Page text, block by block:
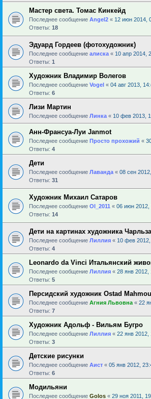
Мастер света. Томас Кинкейд
Последнее сообщение Angel2 « 12 июн 2014,
Ответы: 18
Эдуард Гордеев (фотохудожник)
Последнее сообщение алиска « 10 апр 2014,
Ответы: 1
Художник Владимир Волегов
Последнее сообщение Vogel « 04 авг 2013,
Ответы: 6
Лизи Мартин
Последнее сообщение Линка « 10 фев 2013,
Анн-Франсуа-Луи Janmot
Последнее сообщение Просто прохожий «
Ответы: 4
Дети
Последнее сообщение Лаванда « 08 сен
Ответы: 31
Художник Михаил Сатаров
Последнее сообщение Ol_2011 « 06 июн 2012,
Ответы: 14
Дети на картинах художника
Последнее сообщение Лиллия « 10 фев
Ответы: 4
Leonardo da Vinci Итальянский
Последнее сообщение Лиллия « 28 янв 2012,
Ответы: 5
Персидский художник Ostad
Последнее сообщение Агния Львовна « 22
Ответы: 7
Художник Адольф - Вильям Бугро
Последнее сообщение Лиллия « 22 янв 2012,
Ответы: 3
Детские рисунки
Последнее сообщение Аист « 05 янв 2012,
Ответы: 6
Модильяни
Последнее сообщение Golos « 29 ноя 2011,